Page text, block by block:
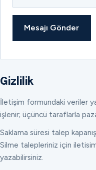
Mesajı Gönder
Gizlilik
İletişim formundaki veriler
işlenir; üçüncü taraflarla
Saklama süresi talep
Silme talepleriniz için
yazabilirsiniz.